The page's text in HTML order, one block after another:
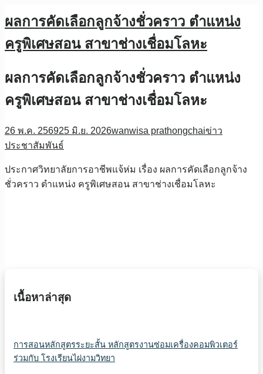
ผลการคัดเลือกลูกจ้างชั่วคราว ตำแหน่ง
ครูพิเศษสอน สาขาช่างเชื่อมโลหะ
ผลการคัดเลือกลูกจ้างชั่วคราว ตำแหน่ง
ครูพิเศษสอน สาขาช่างเชื่อมโลหะ
26 พ.ค. 256925 มิ.ย. 2026wanwisa prathongchaiข่าว
ประชาสัมพันธ์
ประกาศวิทยาลัยการอาชีพแจ้ห่ม เรื่อง ผลการคัดเลือกลูกจ้าง
ชั่วคราว ตำแหน่ง ครูพิเศษสอน สาขาช่างเชื่อมโลหะ
เนื้อหาล่าสุด
การสอนหลักสูตรระยะสั้น หลักสูตรงานซ่อมเครื่องคอมพิวเตอร์
ร่วมกับ โรงเรียนไผ่งามวิทยา